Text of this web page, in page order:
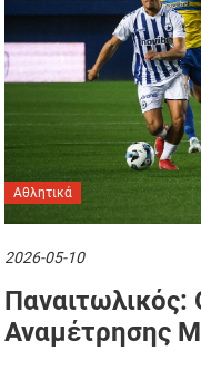
Αθλητικά
2026-05-10
Παναιτωλικός:
Αναμέτρησης